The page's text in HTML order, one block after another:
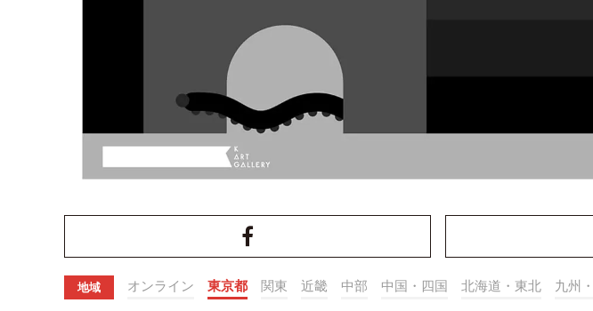
地域 オンライン 東京都 関東 近畿 中部 中国・四国 北海道・東北 九州